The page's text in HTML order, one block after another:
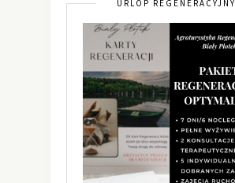
URLOP REGENERACYJNY